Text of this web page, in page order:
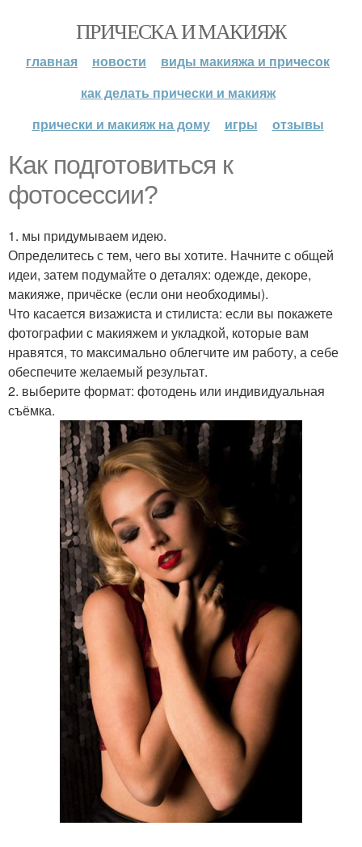
ПРИЧЕСКА И МАКИЯЖ
главная новости
виды макияжа и причесок
как делать прически и макияж
прически и макияж на дому
игры отзывы
Как подготовиться к
фотосессии?
1. мы придумываем идею.
Определитесь с тем, чего вы хотите. Начните с общей
идеи, затем подумайте о деталях: одежде, декоре,
макияже, причёске (если они необходимы).
Что касается визажиста и стилиста: если вы покажете
фотографии с макияжем и укладкой, которые вам
нравятся, то максимально облегчите им работу, а себе
обеспечите желаемый результат.
2. выберите формат: фотодень или индивидуальная
съёмка.